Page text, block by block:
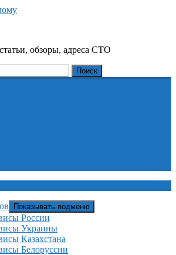
обзоры, адреса СТО
Поиск
Показывать подменю
России
Украины
Казахстана
Белоруссии